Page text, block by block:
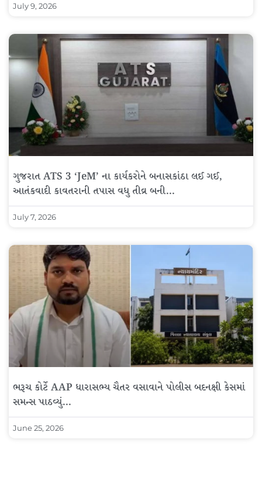
July 9, 2026
ગુજરાત ATS 3 ‘JeM’ ના કાર્યકરોને બનાસકાંઠા લઈ ગઈ,
આતંકવાદી કાવતરાની તપાસ વધુ તીવ્ર બની…
July 7, 2026
ભરૂચ કોર્ટે AAP ધારાસભ્ય ચૈતર વસાવાને પોલીસ બદનક્ષી કેસમાં
સમન્સ પાઠવ્યું…
June 25, 2026